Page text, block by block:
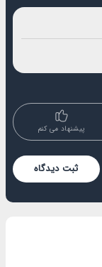
پیشنهاد می کنم
ثبت دیدگاه